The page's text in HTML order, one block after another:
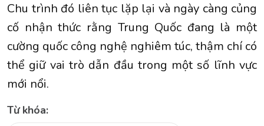
Chu trình đó liên tục lặp lại và ngày càng củng
cố nhận thức rằng Trung Quốc đang là một
cường quốc công nghệ nghiêm túc, thậm chí có
thể giữ vai trò dẫn đầu trong một số lĩnh vực
mới nổi.
Từ khóa: